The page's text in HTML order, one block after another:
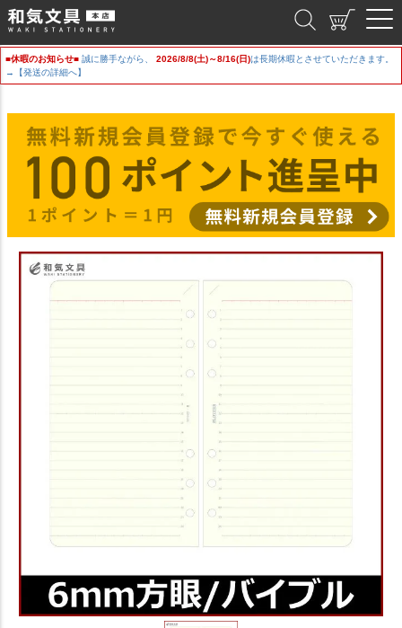
■休暇のお知らせ■ 誠に勝手ながら、 2026/8/8(土)～8/16(日)は長期休暇とさせていただきます。
→【発送の詳細へ】